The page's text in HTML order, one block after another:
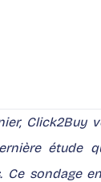
Click2Buy
étude
. Ce sondage